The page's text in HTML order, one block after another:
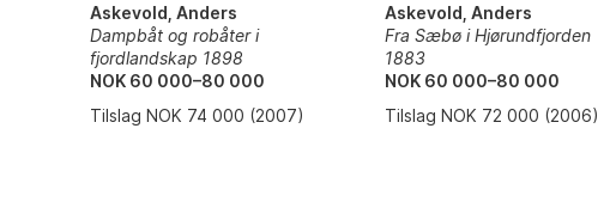
Askevold, Anders
Dampbåt og robåter i
fjordlandskap 1898
NOK 60 000–80 000
Tilslag NOK 74 000 (2007)
Askevold, Anders
Fra Sæbø i Hjørundfjorden
1883
NOK 60 000–80 000
Tilslag NOK 72 000 (2006)